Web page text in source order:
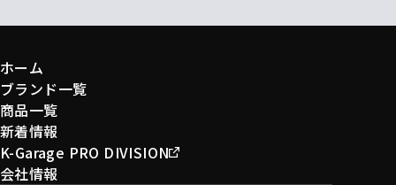
ホーム
ブランド一覧
商品一覧
新着情報
K-Garage PRO DIVISION
会社情報